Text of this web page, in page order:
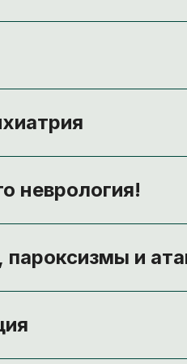
неврология!
пароксизмы и